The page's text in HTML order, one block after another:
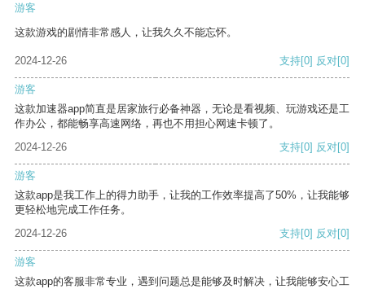
游客
这款游戏的剧情非常感人，让我久久不能忘怀。
2024-12-26 支持[0] 反对[0]
游客
这款加速器app简直是居家旅行必备神器，无论是看视频、玩游戏还是工
作办公，都能畅享高速网络，再也不用担心网速卡顿了。
2024-12-26
支持[0] 反对[0]
游客
这款app是我工作上的得力助手，让我的工作效率提高了50%，让我能够
更轻松地完成工作任务。
2024-12-26
支持[0] 反对[0]
游客
这款app的客服非常专业，遇到问题总是能够及时解决，让我能够安心工